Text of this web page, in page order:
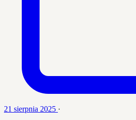
21 sierpnia 2025 ·